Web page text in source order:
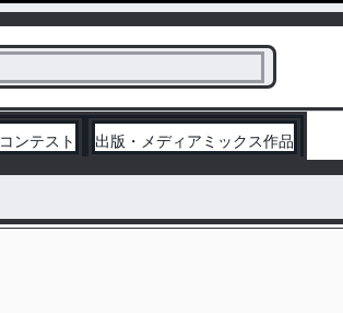
コンテスト 出版・メディアミックス作品